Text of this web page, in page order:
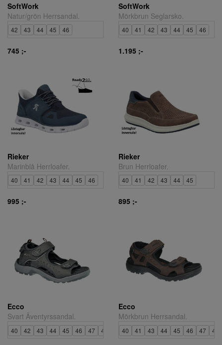
SoftWork
Natur/grön Herrsandal.
42 43 44 45 46
745 ;-
SoftWork
Mörkbrun Seglarsko.
40 41 42 43 44 45 46
1.195 ;-
Rieker
Marinblå Herrloafer.
40 41 42 43 44 45 46
995 ;-
Rieker
Brun Herrloafer.
40 41 42 43 44 45
895 ;-
Ecco
Svart Äventyrssandal.
40 42 43 44 45 46 47 48
Ecco
Mörkbrun Herrsandal.
40 41 43 44 45 46 47 48